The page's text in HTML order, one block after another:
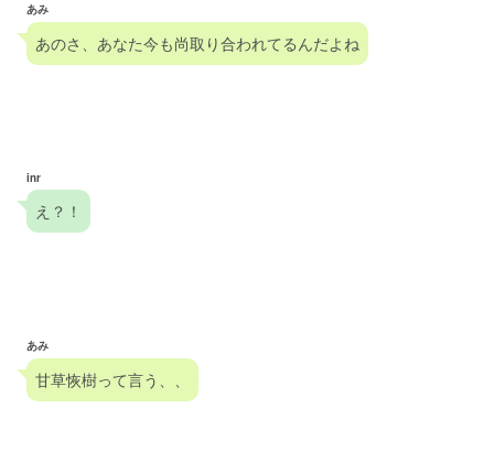
あみ
あのさ、あなた今も尚取り合われてるんだよね
inr
え？！
あみ
甘草恢樹って言う、、